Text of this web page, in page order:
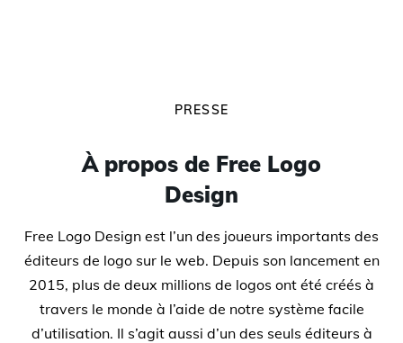
PRESSE
À propos de Free Logo
Design
Free Logo Design est l’un des joueurs importants des
éditeurs de logo sur le web. Depuis son lancement en
2015, plus de deux millions de logos ont été créés à
travers le monde à l’aide de notre système facile
d’utilisation. Il s’agit aussi d’un des seuls éditeurs à